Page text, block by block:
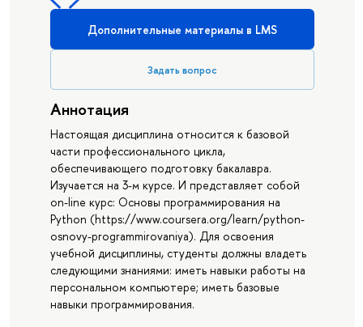
Дополнительные материалы в LMS
Задать вопрос
Аннотация
Настоящая дисциплина относится к базовой
части профессионального цикла,
обеспечивающего подготовку бакалавра.
Изучается на 3-м курсе. И представляет собой
on-line курс: Основы программирования на
Python (https://www.coursera.org/learn/python-
osnovy-programmirovaniya). Для освоения
учебной дисциплины, студенты должны владеть
следующими знаниями: иметь навыки работы на
персональном компьютере; иметь базовые
навыки программирования.